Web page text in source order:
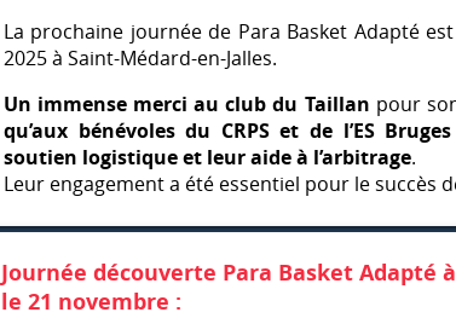
La prochaine journée de Para Basket Adapté
2025 à Saint-Médard-en-Jalles.
Un immense merci au club du Taillan pour
qu’aux bénévoles du CRPSet de l’ES
soutien logistique et leur aide à l’arbitrage.
Leur engagement a été essentiel pour le succès
Journée découverte Para Basket Adapté
le 21 novembre :